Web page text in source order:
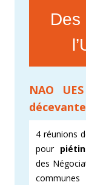
Des
NAO
4 réunions
pour
des